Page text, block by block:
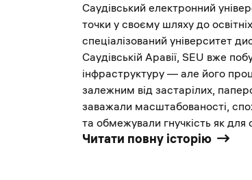
Саудівський електронний
точки у своєму шляху до
спеціалізований університет
Саудівській Аравії, SEU вже
інфраструктуру — але його
залежним від застарілих,
заважали масштабованості,
та обмежували гнучкість як для
Читати повну історію